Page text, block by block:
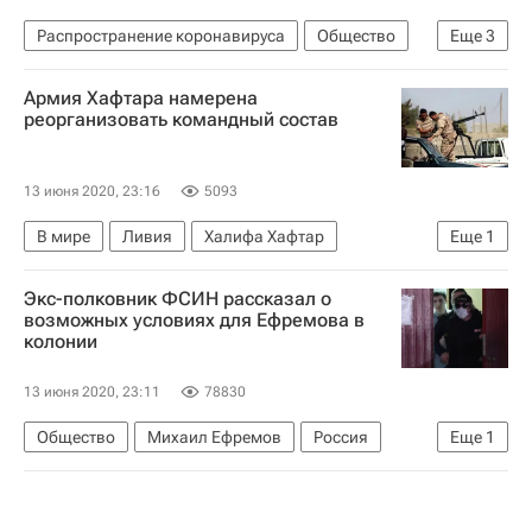
Еще3
Распространение коронавируса
Общество
Москва
Коронавирус COVID-19
Коронавирус в России
Армия Хафтара намерена
реорганизовать командный состав
13 июня 2020, 23:16 5093
Еще 1
В мире Ливия
Халифа Хафтар
Обострение конфликта в Ливии
Экс-полковник ФСИН рассказал о
возможных условиях для Ефремова в
колонии
13 июня 2020, 23:11 78830
Еще 1
Общество Михаил Ефремов
Россия
ДТП с участием Михаила Ефремова